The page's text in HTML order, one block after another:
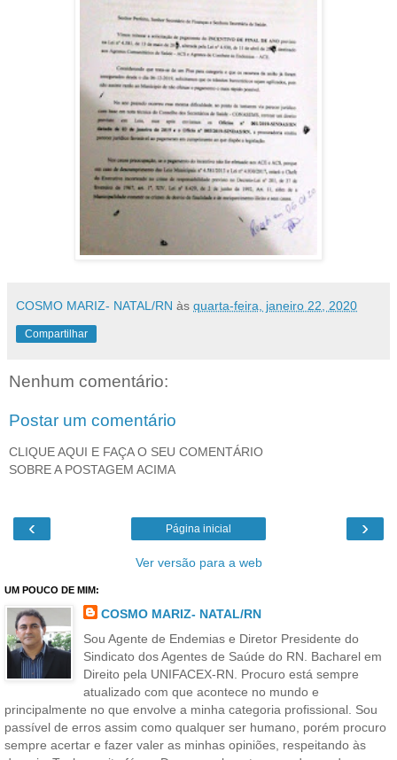
COSMO MARIZ- NATAL/RN às quarta-feira, janeiro 22, 2020
Compartilhar
Nenhum comentário:
Postar um comentário
CLIQUE AQUI E FAÇA O SEU COMENTÁRIO
SOBRE A POSTAGEM ACIMA
‹ ›
Página inicial
Ver versão para a web
UM POUCO DE MIM:
COSMO MARIZ- NATAL/RN
Sou Agente de Endemias e Diretor Presidente do
Sindicato dos Agentes de Saúde do RN. Bacharel em
Direito pela UNIFACEX-RN. Procuro está sempre
atualizado com que acontece no mundo e
principalmente no que envolve a minha categoria profissional. Sou
passível de erros assim como qualquer ser humano, porém procuro
sempre acertar e fazer valer as minhas opiniões, respeitando às